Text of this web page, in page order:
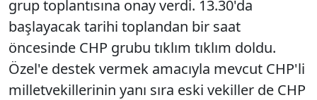
grup toplantısına onay verdi. 13.30'da
başlayacak tarihi toplandan bir saat
öncesinde CHP grubu tıklım tıklım doldu.
Özel'e destek vermek amacıyla mevcut CHP'li
milletvekillerinin yanı sıra eski vekiller de CHP